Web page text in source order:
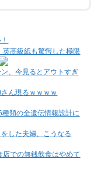
高級紙も驚愕した極限
、今見るとアウトすぎ
ん現るｗｗｗｗ
種類の全遺伝情報設計に
した夫婦、こうなる
での無銭飲食はやめて